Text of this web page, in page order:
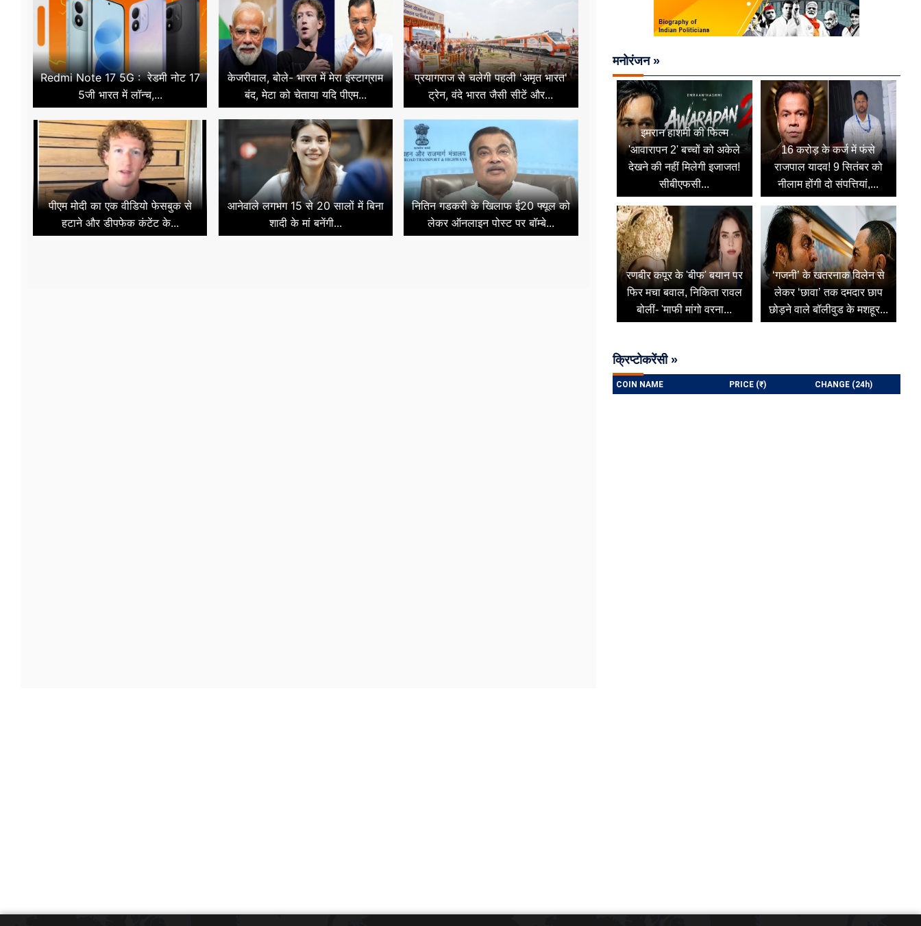
Redmi Note 17 5G : रेडमी नोट 17
5जी भारत में लॉन्च,...
केजरीवाल, बोले- भारत में मेरा इंस्टाग्राम
बंद, मेटा को चेताया यदि पीएम...
प्रयागराज से चलेगी पहली 'अमृत भारत'
ट्रेन, वंदे भारत जैसी सीटें और...
पीएम मोदी का एक वीडियो फेसबुक से
हटाने और डीपफेक कंटेंट के...
आनेवाले लगभग 15 से 20 सालों में बिना
शादी के मां बनेंगी...
नितिन गडकरी के खिलाफ ई20 फ्यूल को
लेकर ऑनलाइन पोस्ट पर बॉम्बे...
मनोरंजन »
इमरान हाशमी की फिल्म
'आवारापन 2' बच्चों को अकेले
देखने की नहीं मिलेगी इजाजत!
सीबीएफसी...
16 करोड़ के कर्ज में फंसे
राजपाल यादव! 9 सितंबर को
नीलाम होंगी दो संपत्तियां,...
रणबीर कपूर के 'बीफ' बयान पर
फिर मचा बवाल, निकिता रावल
बोलीं- 'माफी मांगो वरना...
‘गजनी’ के खतरनाक विलेन से
लेकर ‘छावा’ तक दमदार छाप
छोड़ने वाले बॉलीवुड के मशहूर...
क्रिप्टोकरेंसी »